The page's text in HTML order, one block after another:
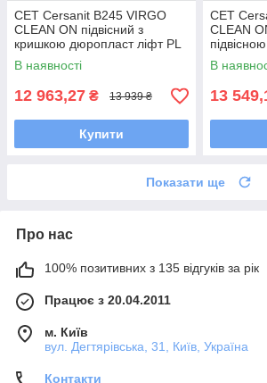
CET Cersanit В245 VIRGO
CLEAN ON підвісний з
кришкою дюропласт ліфт PL
В наявності
12 963,27 ₴ 13 939 ₴
Купити
CET
CLEAN
дюроплат
В
13
Показати ще
Про нас
100% позитивних з 135 відгуків за рік
Працює з 20.04.2011
м. Київ
вул. Дегтярівська, 31, Київ, Україна
Контакти